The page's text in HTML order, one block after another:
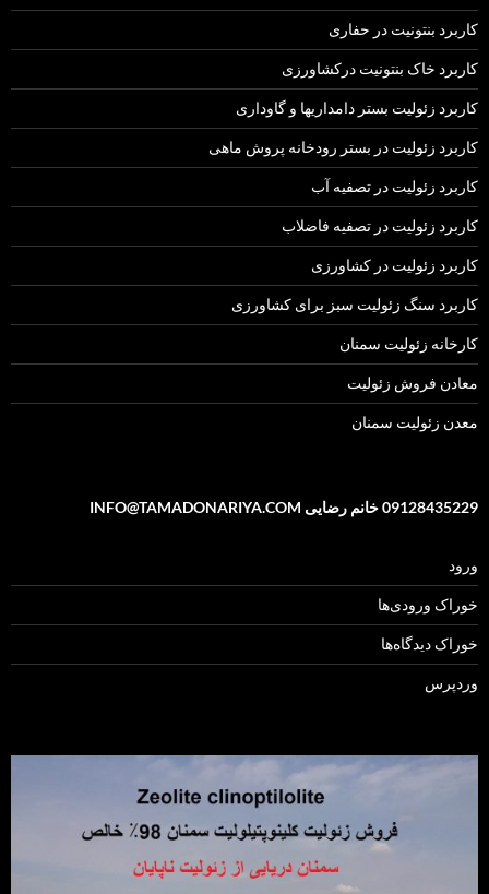
کاربرد بنتونیت در حفاری
کاربرد خاک بنتونیت درکشاورزی
کاربرد زئولیت بستر دامداریها و گاوداری
کاربرد زئولیت در بستر رودخانه پروش ماهی
کاربرد زئولیت در تصفیه آب
کاربرد زئولیت در تصفیه فاضلاب
کاربرد زئولیت در کشاورزی
کاربرد سنگ زئولیت سبز برای کشاورزی
کارخانه زئولیت سمنان
معادن فروش زئولیت
معدن زئولیت سمنان
09128435229 خانم رضایی INFO@TAMADONARIYA.COM
ورود
خوراک ورودی‌ها
خوراک دیدگاه‌ها
وردپرس